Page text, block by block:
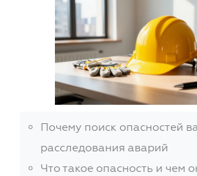
Почему поиск опасностей
расследования аварий
Что такое опасность и чем